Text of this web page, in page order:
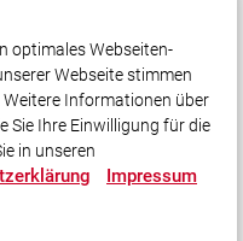
optimales Webseiten-
Webseite stimmen
Weitere Informationen über
Sie Ihre Einwilligung für die
in unseren
Impressum